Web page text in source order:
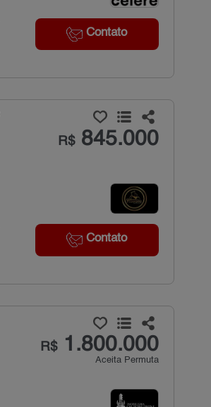
Contato
R$845.000
Contato
R$1.800.000
Aceita Permuta